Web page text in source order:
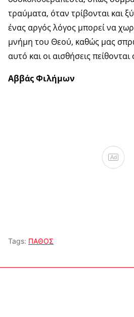
τραύματα, όταν τρίβονται και
ένας αργός λόγος μπορεί να
μνήμη του Θεού, καθώς μας
αυτό και οι αισθήσεις πείθονται
Αββάς Φιλήμων
Ad
Tags: ΠΑΘΟΣ